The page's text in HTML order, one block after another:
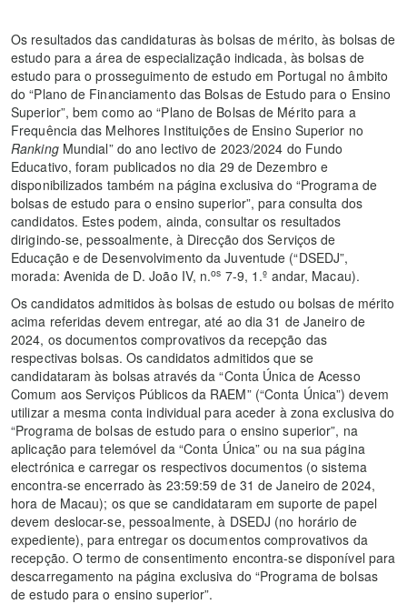
Os resultados das candidaturas às bolsas de mérito, às bolsas de
estudo para a área de especialização indicada, às bolsas de
estudo para o prosseguimento de estudo em Portugal no âmbito
do “Plano de Financiamento das Bolsas de Estudo para o Ensino
Superior”, bem como ao “Plano de Bolsas de Mérito para a
Frequência das Melhores Instituições de Ensino Superior no
Ranking Mundial” do ano lectivo de 2023/2024 do Fundo
Educativo, foram publicados no dia 29 de Dezembro e
disponibilizados também na página exclusiva do “Programa de
bolsas de estudo para o ensino superior”, para consulta dos
candidatos. Estes podem, ainda, consultar os resultados
dirigindo-se, pessoalmente, à Direcção dos Serviços de
Educação e de Desenvolvimento da Juventude (“DSEDJ”,
morada: Avenida de D. João IV, n.os 7-9, 1.º andar, Macau).
Os candidatos admitidos às bolsas de estudo ou bolsas de mérito
acima referidas devem entregar, até ao dia 31 de Janeiro de
2024, os documentos comprovativos da recepção das
respectivas bolsas. Os candidatos admitidos que se
candidataram às bolsas através da “Conta Única de Acesso
Comum aos Serviços Públicos da RAEM” (“Conta Única”) devem
utilizar a mesma conta individual para aceder à zona exclusiva do
“Programa de bolsas de estudo para o ensino superior”, na
aplicação para telemóvel da “Conta Única” ou na sua página
electrónica e carregar os respectivos documentos (o sistema
encontra-se encerrado às 23:59:59 de 31 de Janeiro de 2024,
hora de Macau); os que se candidataram em suporte de papel
devem deslocar-se, pessoalmente, à DSEDJ (no horário de
expediente), para entregar os documentos comprovativos da
recepção. O termo de consentimento encontra-se disponível para
descarregamento na página exclusiva do “Programa de bolsas
de estudo para o ensino superior”.